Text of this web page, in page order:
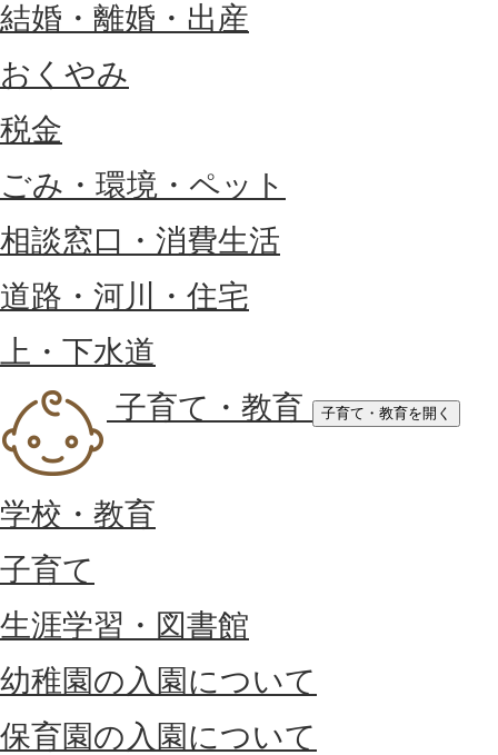
結婚・離婚・出産
おくやみ
税金
ごみ・環境・ペット
相談窓口・消費生活
道路・河川・住宅
上・下水道
子育て・教育
子育て・教育を開く
学校・教育
子育て
生涯学習・図書館
幼稚園の入園について
保育園の入園について